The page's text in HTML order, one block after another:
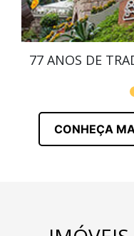
77 ANOS DE
CONHEÇA